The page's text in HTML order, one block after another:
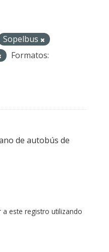
Sopelbus
Formatos:
de autobús de
a este registro utilizando